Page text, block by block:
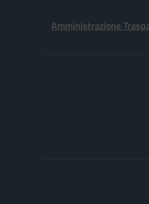
Amministrazione